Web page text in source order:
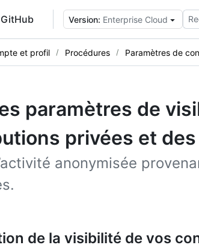
Version: Enterprise Cloud
et profil Procédures Paramètres de
paramètres de
privées et
anonymisée
de la visibilité de vos